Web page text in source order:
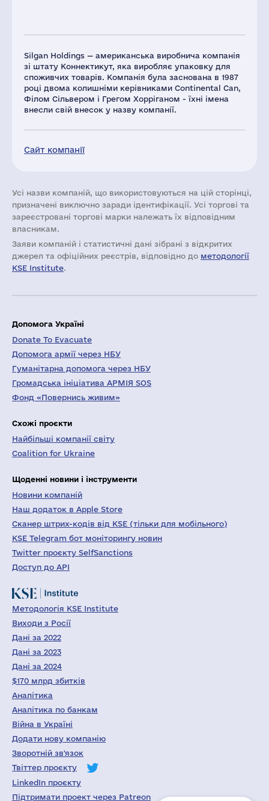
Silgan Holdings — американська виробнича компанія
зі штату Коннектикут, яка виробляє упаковку для
споживчих товарів. Компанія була заснована в 1987
році двома колишніми керівниками Continental Can,
Філом Сільвером і Грегом Хорріганом - їхні імена
внесли свій внесок у назву компанії.
Сайт компанії
Усі назви компаній, що використовуються на цій сторінці,
призначені виключно заради ідентифікації. Усі торгові та
зареєстровані торгові марки належать їх відповідним
власникам.
Заяви компаній i статистичні дані зібрані з відкритих
джерел та офіційних реєстрів, відповідно до методології
KSE Institute.
Допомога Україні
Donate To Evacuate
Допомога армії через НБУ
Гуманітарна допомога через НБУ
Громадська ініціатива АРМІЯ SOS
Фонд «Повернись живим»
Схожі проєкти
Найбільші компанії світу
Coalition for Ukraine
Щоденні новини і інструменти
Новини компаній
Наш додаток в Apple Store
Сканер штрих-кодів від KSE (тільки для мобільного)
KSE Telegram бот моніторингу новин
Twitter проєкту SelfSanctions
Доступ до API
Методологія KSE Institute
Виходи з Росії
Дані за 2022
Дані за 2023
Дані за 2024
$170 млрд збитків
Аналітика
Аналітика по банкам
Війна в Україні
Додати нову компанію
Зворотній зв'язок
Твіттер проєкту
LinkedIn проєкту
Підтримати проект через Patreon